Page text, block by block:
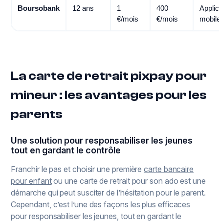
Boursobank 12 ans
1
€/mois
400
€/mois
La carte de retrait pixpay pour
mineur : les avantages pour les
parents
Une solution pour responsabiliser les jeunes
tout en gardant le contrôle
Franchir le pas et choisir une premièrecarte bancaire
pour enfantou une carte de retrait pour son ado est une
démarche qui peut susciter de l’hésitation pour le parent.
Cependant, c’est l’une des façons les plus efficaces
pour responsabiliser les jeunes, tout en gardant le